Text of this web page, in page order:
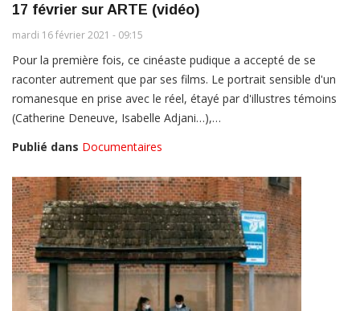
17 février sur ARTE (vidéo)
mardi 16 février 2021 - 09:15
Pour la première fois, ce cinéaste pudique a accepté de se
raconter autrement que par ses films. Le portrait sensible d'un
romanesque en prise avec le réel, étayé par d'illustres témoins
(Catherine Deneuve, Isabelle Adjani…),…
Publié dans Documentaires